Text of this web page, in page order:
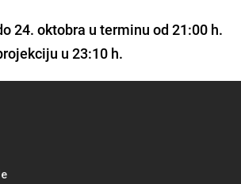
24. oktobra u terminu od 21:00 h.
u 23:10 h.